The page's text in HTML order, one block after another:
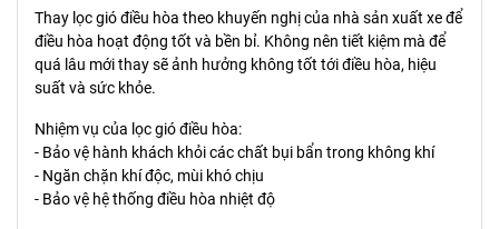
Thay lọc gió điều hòa theo khuyến nghị của nhà sản xuất xe để
điều hòa hoạt động tốt và bền bỉ. Không nên tiết kiệm mà để
quá lâu mới thay sẽ ảnh hưởng không tốt tới điều hòa, hiệu
suất và sức khỏe.
Nhiệm vụ của lọc gió điều hòa:
- Bảo vệ hành khách khỏi các chất bụi bẩn trong không khí
- Ngăn chặn khí độc, mùi khó chịu
- Bảo vệ hệ thống điều hòa nhiệt độ